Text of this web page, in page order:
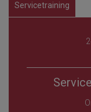
Servicetraining